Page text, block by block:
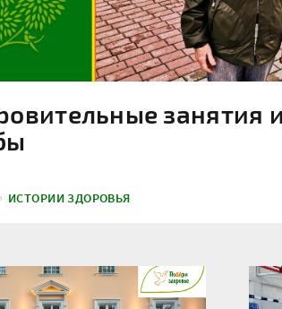
занятия
ИСТОРИИ ЗДОРОВЬЯ